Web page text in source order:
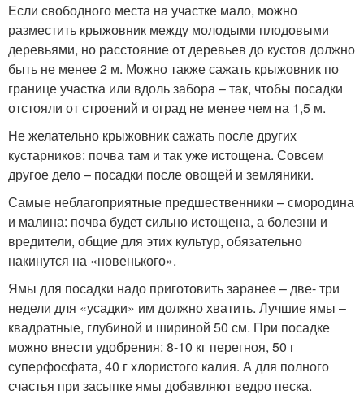
Если свободного места на участке мало, можно
разместить крыжовник между молодыми плодовыми
деревьями, но расстояние от деревьев до кустов должно
быть не менее 2 м. Можно также сажать крыжовник по
границе участка или вдоль забора – так, чтобы посадки
отстояли от строений и оград не менее чем на 1,5 м.
Не желательно крыжовник сажать после других
кустарников: почва там и так уже истощена. Совсем
другое дело – посадки после овощей и земляники.
Самые неблагоприятные предшественники – смородина
и малина: почва будет сильно истощена, а болезни и
вредители, общие для этих культур, обязательно
накинутся на «новенького».
Ямы для посадки надо приготовить заранее – две- три
недели для «усадки» им должно хватить. Лучшие ямы –
квадратные, глубиной и шириной 50 см. При посадке
можно внести удобрения: 8-10 кг перегноя, 50 г
суперфосфата, 40 г хлористого калия. А для полного
счастья при засыпке ямы добавляют ведро песка.